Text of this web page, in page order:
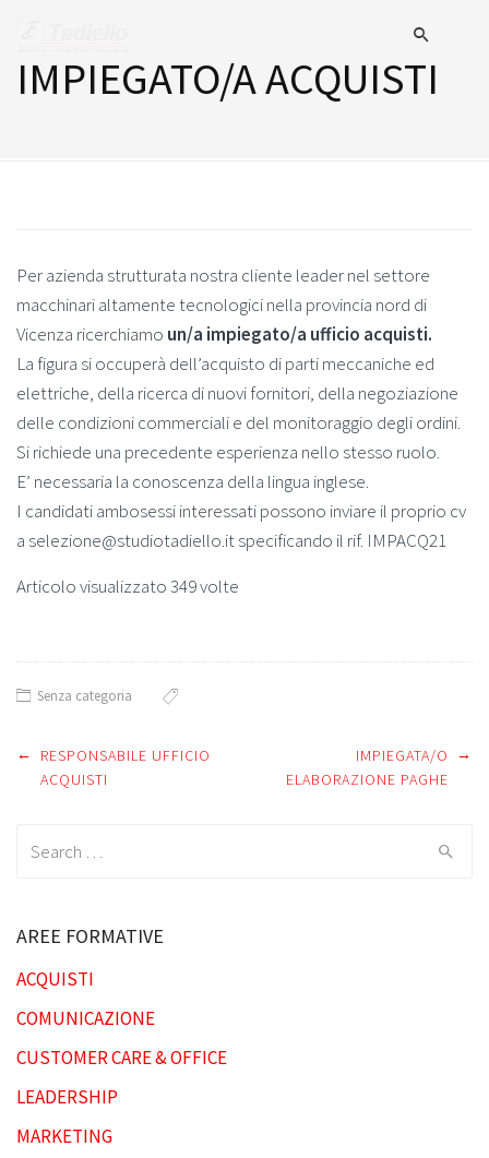
IMPIEGATO/A ACQUISTI
Per azienda strutturata nostra cliente leader nel settore
macchinari altamente tecnologici nella provincia nord di
Vicenza ricerchiamo un/a impiegato/a ufficio acquisti.
La figura si occuperà dell’acquisto di parti meccaniche ed
elettriche, della ricerca di nuovi fornitori, della negoziazione
delle condizioni commerciali e del monitoraggio degli ordini.
Si richiede una precedente esperienza nello stesso ruolo.
E’ necessaria la conoscenza della lingua inglese.
I candidati ambosessi interessati possono inviare il proprio cv
a selezione@studiotadiello.it specificando il rif. IMPACQ21
Articolo visualizzato 349 volte
Senza categoria
Post
navigation
←
RESPONSABILE UFFICIO
ACQUISTI
IMPIEGATA/O
ELABORAZIONE PAGHE
→
AREE FORMATIVE
ACQUISTI
COMUNICAZIONE
CUSTOMER CARE & OFFICE
LEADERSHIP
MARKETING